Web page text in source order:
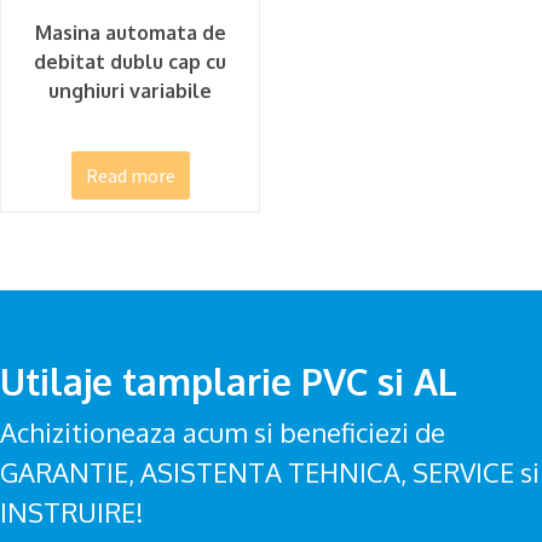
Masina automata de
debitat dublu cap cu
unghiuri variabile
Read more
Utilaje tamplarie PVC si AL
Achizitioneaza acum si beneficiezi de
GARANTIE, ASISTENTA TEHNICA, SERVICE si
INSTRUIRE!